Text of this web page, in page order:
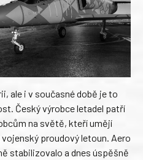
ale i v současné době je to
Český výrobce letadel patří
na světě, kteří umějí
proudový letoun. Aero
stabilizovalo a dnes úspěšně